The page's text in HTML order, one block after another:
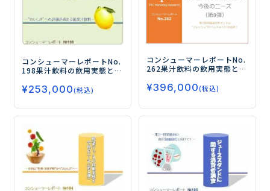
コンシューマーレポートNo.
198果汁飲料の飲用実態と今
いしさ”への評価が高まる低
果汁飲料―
¥253,000(税込)
コンシューマーレポートNo.
262果汁飲料の飲用実態と今
飲料復調のポイントは“フ
レッシュ”や“ハンドメイ
¥396,000(税込)